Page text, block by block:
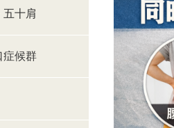
五十肩
症候群